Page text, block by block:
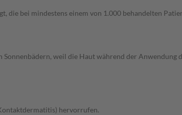
die bei mindestens einem von 1.000 behandelten
Sonnenbädern, weil die Haut während der
hervorrufen.